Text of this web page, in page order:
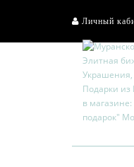
Личный